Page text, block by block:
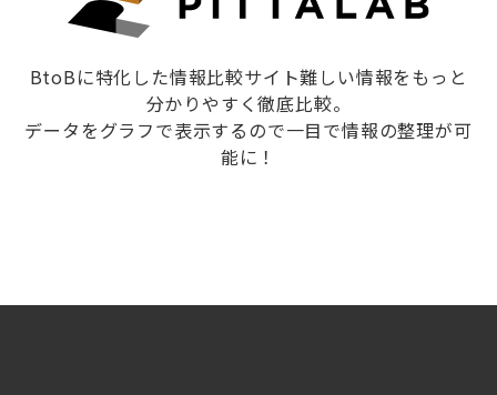
BtoBに特化した情報比較サイト難しい情報をもっと
分かりやすく徹底比較。
データをグラフで表示するので一目で情報の整理が可
能に！